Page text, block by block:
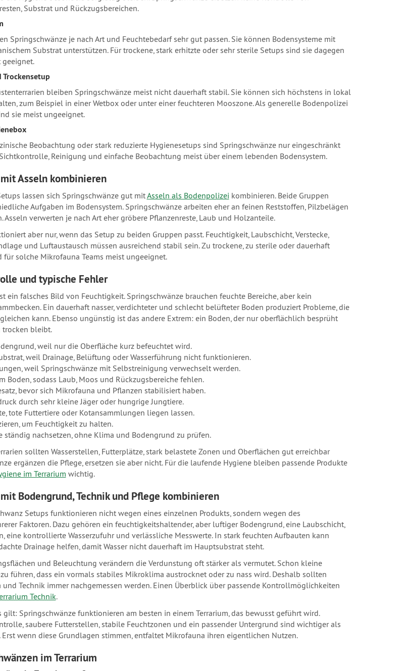
Substrat und Rückzugsbereichen.
Springschwänze je nach Art und Feuchtebedarf sehr gut passen. Sie können Bodensysteme mit
Substrat unterstützen. Für trockene, stark erhitzte oder sehr sterile Setups sind sie dagegen
bleiben Springschwänze meist nicht dauerhaft stabil. Sie können sich höchstens in lokal
zum Beispiel in einer Wetbox oder unter einer feuchteren Mooszone. Als generelle Bodenpolizei
sie meist ungeeignet.
Beobachtung oder stark reduzierte Hygienesetups sind Springschwänze nur eingeschränkt
Reinigung und einfache Beobachtung meist über einem lebenden Bodensystem.
Asseln kombinieren
lassen sich Springschwänze gut mitAsseln als Bodenpolizei kombinieren. Beide Gruppen
Aufgaben im Bodensystem. Springschwänze arbeiten eher an feinen Reststoffen, Pilzbelägen
Asseln verwerten je nach Art eher gröbere Pflanzenreste, Laub und Holzanteile.
aber nur, wenn das Setup zu beiden Gruppen passt. Feuchtigkeit, Laubschicht, Verstecke,
und Luftaustausch müssen ausreichend stabil sein. Zu trockene, zu sterile oder dauerhaft
für solche Mikrofauna Teams meist ungeeignet.
und typische Fehler
ein falsches Bild von Feuchtigkeit. Springschwänze brauchen feuchte Bereiche, aber kein
Ein dauerhaft nasser, verdichteter und schlecht belüfteter Boden produziert Probleme, die
kann. Ebenso ungünstig ist das andere Extrem: ein Boden, der nur oberflächlich besprüht
trocken bleibt.
weil nur die Oberfläche kurz befeuchtet wird.
weil Drainage, Belüftung oder Wasserführung nicht funktionieren.
weil Springschwänze mit Selbstreinigung verwechselt werden.
Boden, sodass Laub, Moos und Rückzugsbereiche fehlen.
bevor sich Mikrofauna und Pflanzen stabilisiert haben.
durch sehr kleine Jäger oder hungrige Jungtiere.
tote Futtertiere oder Kotansammlungen liegen lassen.
um Feuchtigkeit zu halten.
ständig nachsetzen, ohne Klima und Bodengrund zu prüfen.
sollten Wasserstellen, Futterplätze, stark belastete Zonen und Oberflächen gut erreichbar
ergänzen die Pflege, ersetzen sie aber nicht. Für die laufende Hygiene bleiben passende Produkte
im Terrarium wichtig.
Bodengrund, Technik und Pflege kombinieren
Setups funktionieren nicht wegen eines einzelnen Produkts, sondern wegen des
Faktoren. Dazu gehören ein feuchtigkeitshaltender, aber luftiger Bodengrund, eine Laubschicht,
eine kontrollierte Wasserzufuhr und verlässliche Messwerte. In stark feuchten Aufbauten kann
Drainage helfen, damit Wasser nicht dauerhaft im Hauptsubstrat steht.
und Beleuchtung verändern die Verdunstung oft stärker als vermutet. Schon kleine
führen, dass ein vormals stabiles Mikroklima austrocknet oder zu nass wird. Deshalb sollten
Technik immer nachgemessen werden. Einen Überblick über passende Kontrollmöglichkeiten
Technik.
gilt: Springschwänze funktionieren am besten in einem Terrarium, das bewusst geführt wird.
saubere Futterstellen, stabile Feuchtzonen und ein passender Untergrund sind wichtiger als
Erst wenn diese Grundlagen stimmen, entfaltet Mikrofauna ihren eigentlichen Nutzen.
im Terrarium